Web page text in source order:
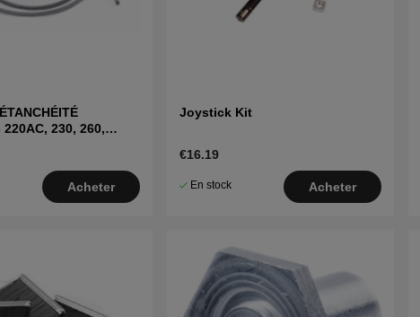
220AC, 230, 260,
Acheter
Joystick Kit
€16.19
En stock Acheter